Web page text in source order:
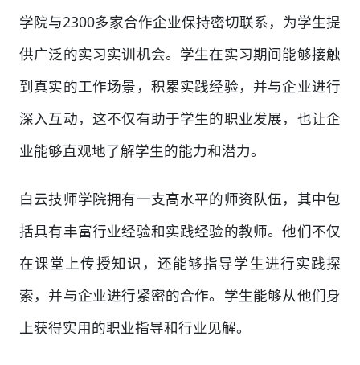
学院与2300多家合作企业保持密切联系，为学生提
供广泛的实习实训机会。学生在实习期间能够接触
到真实的工作场景，积累实践经验，并与企业进行
深入互动，这不仅有助于学生的职业发展，也让企
业能够直观地了解学生的能力和潜力。
白云技师学院拥有一支高水平的师资队伍，其中包
括具有丰富行业经验和实践经验的教师。他们不仅
在课堂上传授知识，还能够指导学生进行实践探
索，并与企业进行紧密的合作。学生能够从他们身
上获得实用的职业指导和行业见解。